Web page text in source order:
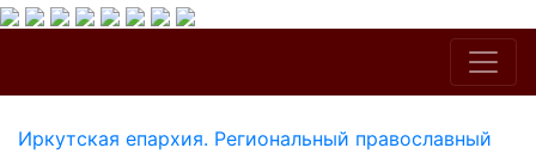
Иркутская епархия. Региональный православный